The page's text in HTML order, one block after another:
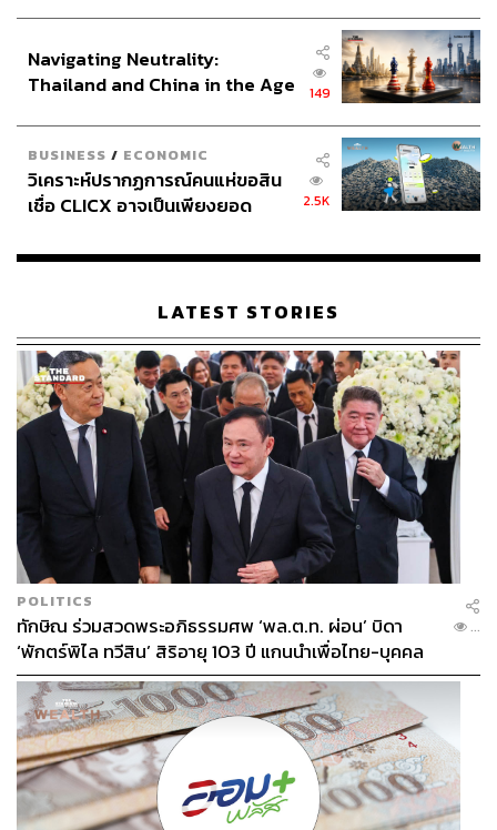
https://tdri.or.th/2026/04/psc-policy-transparency/
สามารถติดตาม THE STANDARD WEALTH
ผ่านแอปพลิเคชันต่างๆ ที่คุณสะดวกหรือใช้งานอยู่แล้วได้เลย
TAGS: ผู้โดยสารขาออก
บริษัท ท่าอากาศยานไทย จำกัด (มหาชน) (AOT)
3.5K
ABOUT THE AUTHOR
THE STANDARD WEALTH
สำนักข่าวเศรษฐกิจ ธุรกิจ และการลงทุน โดย
ทีมข่าว THE STANDARD
Navigating Neutrality:
Thailand and China in the Age
149
BUSINESS / ECONOMIC
วิเคราะห์ปรากฏการณ์คนแห่ขอสิน
เชื่อ CLICX อาจเป็นเพียงยอด
เรือนไทยที่ถูกซุกไว้
2.5K
LATEST STORIES
POLITICS
ทักษิณ ร่วมสวดพระอภิธรรมศพ ‘พล.ต.ท. ผ่อน’ บิดา
‘พักตร์พิไล ทวีสิน’ สิริอายุ 103 ปี แกนนำเพื่อไทย-บุคคล
หลากวงการร่วมอาลัย
...